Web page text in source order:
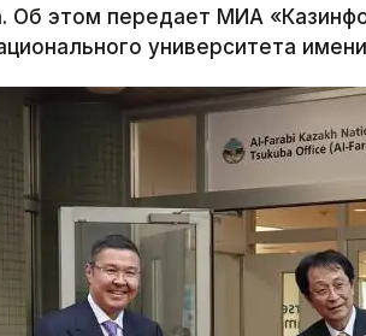
Об этом передает МИА
университета